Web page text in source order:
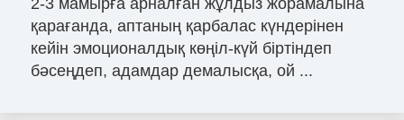
2-3 мамырға арналған жұлдыз жорамалына
қарағанда, аптаның қарбалас күндерінен
кейін эмоционалдық көңіл-күй біртіндеп
бәсеңдеп, адамдар демалысқа, ой ...